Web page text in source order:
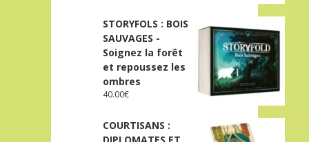
STORYFOLS : BOIS
SAUVAGES -
Soignez la forêt
et repoussez les
ombres
40.00€
COURTISANS :